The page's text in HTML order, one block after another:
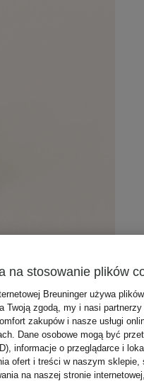
na stosowanie plików
Breuninger używa
Twoją zgodą, my i nasi
zakupów i nasze usługi
Dane osobowe mogą być
informacje o przeglądarce i
ofert i treści w naszym
na naszej stronie